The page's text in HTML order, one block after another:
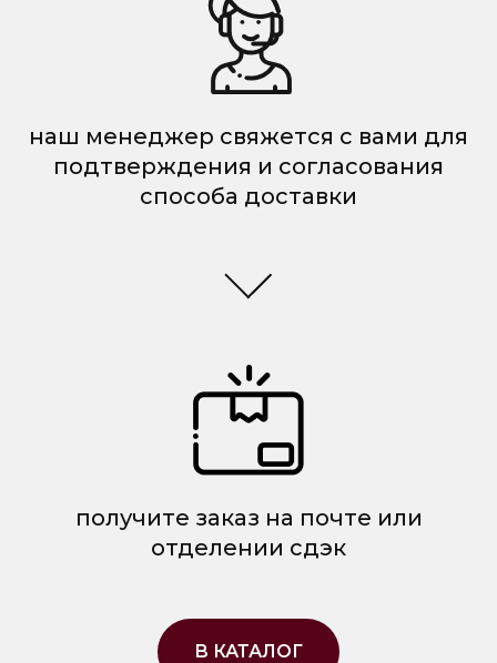
наш менеджер свяжется с вами для
подтверждения и согласования
способа доставки
получите заказ на почте или
отделении сдэк
В КАТАЛОГ